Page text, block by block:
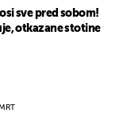
sve pred sobom!
otkazane stotine